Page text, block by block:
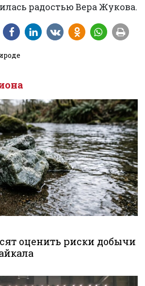
радостью Вера Жукова.
оценить риски добычи